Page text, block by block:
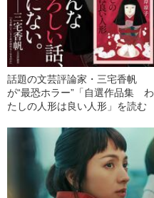
話題の文芸評論家・三宅香帆
が“最恐ホラー”「自選作品集 わ
たしの人形は良い人形」を読む